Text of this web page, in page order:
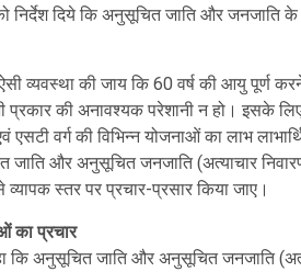
निर्देश दिये कि अनुसूचित जाति और जनजाति
व्यवस्था की जाय कि 60 वर्ष की आयु पूर्ण
की अनावश्यक परेशानी न हो। इसके
वर्ग की विभिन्न योजनाओं का लाभ
जाति और अनुसूचित जनजाति (अत्याचार
से व्यापक स्तर पर प्रचार-प्रसार किया जाए।
का प्रचार
कि अनुसूचित जाति और अनुसूचित जनजाति